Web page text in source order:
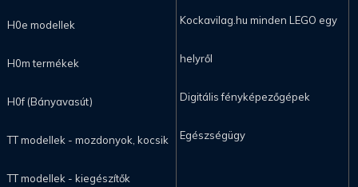
H0e modellek
H0m termékek
H0f (Bányavasút)
TT modellek - mozdonyok, kocsik
TT modellek - kiegészítők
Kockavilag.hu minden LEGO egy
helyről
Digitális fényképezőgépek
Egészségügy